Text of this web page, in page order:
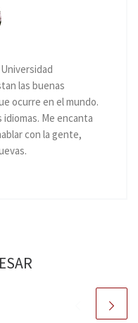
las buenas
ocurre en el mundo.
idiomas. Me encanta
con la gente,